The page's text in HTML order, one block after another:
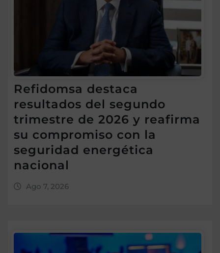
Refidomsa destaca
resultados del segundo
trimestre de 2026 y reafirma
su compromiso con la
seguridad energética
nacional
Ago 7, 2026